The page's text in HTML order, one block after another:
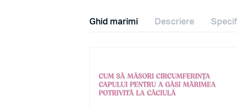
Ghid marimi Descriere